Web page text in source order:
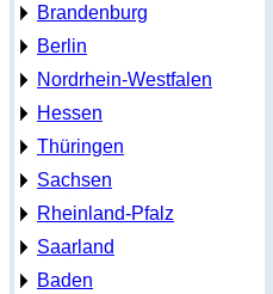
Brandenburg
Berlin
Nordrhein-Westfalen
Hessen
Thüringen
Sachsen
Rheinland-Pfalz
Saarland
Baden